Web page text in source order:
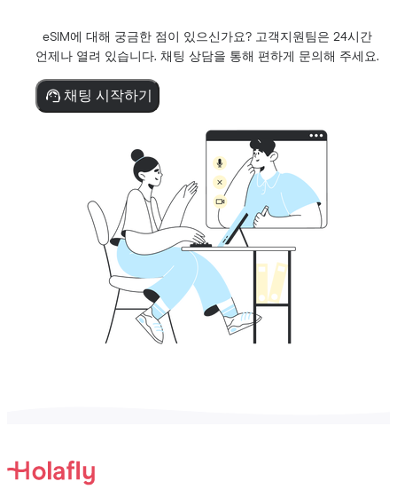
eSIM에 대해 궁금한 점이 있으신가요? 고객지원팀은 24시간
언제나 열려 있습니다. 채팅 상담을 통해 편하게 문의해 주세요.
채팅 시작하기